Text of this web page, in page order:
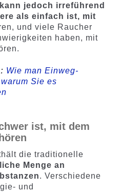
jedoch irreführend
als einfach ist, mit
und viele Raucher
haben, mit
Wie man Einweg-
Sie es
ist, mit dem
die traditionelle
Menge an
. Verschiedene
und